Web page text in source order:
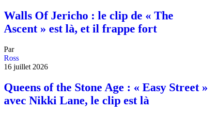
Walls Of Jericho : le clip de « The
Ascent » est là, et il frappe fort
Par
Ross
16 juillet 2026
Queens of the Stone Age : « Easy Street »
avec Nikki Lane, le clip est là